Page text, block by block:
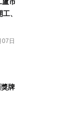
、
07日
牌